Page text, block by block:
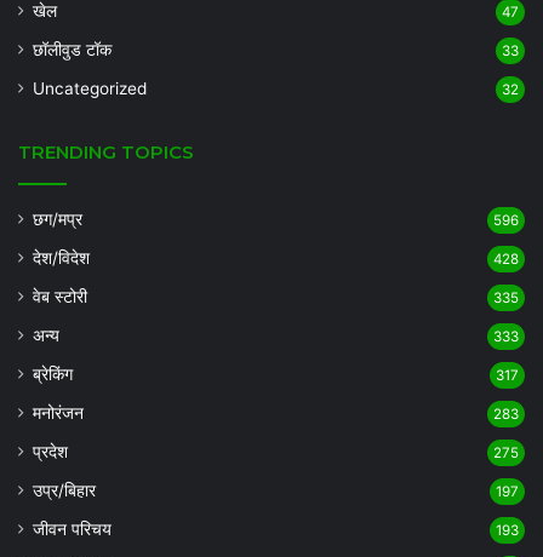
खेल 47
छॉलीवुड टॉक 33
Uncategorized 32
TRENDING TOPICS
छग/मप्र 596
देश/विदेश 428
वेब स्टोरी 335
अन्य 333
ब्रेकिंग 317
मनोरंजन 283
प्रदेश 275
उप्र/बिहार 197
जीवन परिचय 193